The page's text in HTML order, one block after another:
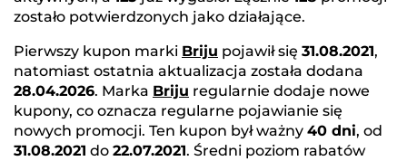
zostało potwierdzonych jako działające.
Pierwszy kupon marki Briju pojawił się 31.08.2021,
natomiast ostatnia aktualizacja została dodana
28.04.2026. Marka Briju regularnie dodaje nowe
kupony, co oznacza regularne pojawianie się
nowych promocji. Ten kupon był ważny 40 dni, od
31.08.2021 do 22.07.2021. Średni poziom rabatów